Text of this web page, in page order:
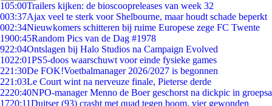
105:00Trailers kijken: de bioscoopreleases van week 32
003:37Ajax veel te sterk voor Shelbourne, maar houdt schade beperkt
002:34Nieuwkomers schitteren bij ruime Europese zege FC Twente
1900:45Random Pics van de Dag #1978
922:04Ontslagen bij Halo Studios na Campaign Evolved
1022:01PS5-doos waarschuwt voor einde fysieke games
221:30De FOK!Voetbalmanager 2026/2027 is begonnen
221:03Le Court wint na nerveuze finale, Pieterse derde
2220:40NPO-manager Menno de Boer geschorst na dickpic in
1720:11Duitser (93) crasht met quad tegen boom, vier gewonden